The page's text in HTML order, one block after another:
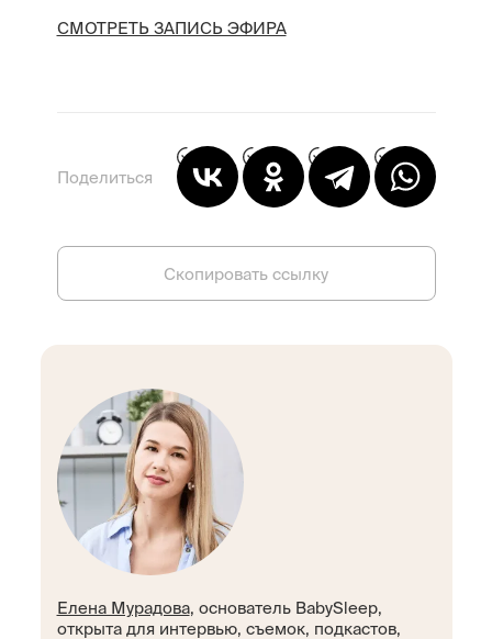
СМОТРЕТЬ ЗАПИСЬ ЭФИРА
Поделиться
Скопировать ссылку
Елена Мурадова, основатель BabySleep,
открыта для интервью, съемок, подкастов,